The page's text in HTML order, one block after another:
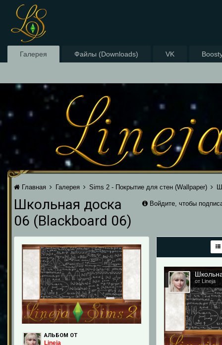
Галерея Файлы (Downloads) VK
Главная Галерея Sims 2 - Покрытие для стен (Wallpaper)
Войдите, чтобы
Школьная доска
06 (Blackboard 06)
АЛЬБОМ ОТ
Lineja
от Lineja